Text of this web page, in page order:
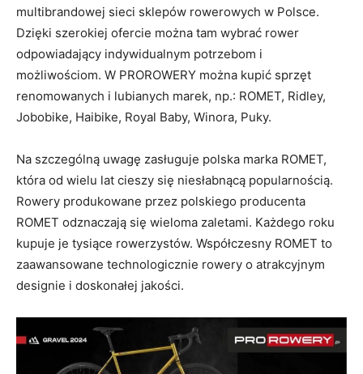
multibrandowej sieci sklepów rowerowych w Polsce.
Dzięki szerokiej ofercie można tam wybrać rower
odpowiadający indywidualnym potrzebom i
możliwościom. W PROROWERY można kupić sprzęt
renomowanych i lubianych marek, np.: ROMET, Ridley,
Jobobike, Haibike, Royal Baby, Winora, Puky.
Na szczególną uwagę zasługuje polska marka ROMET,
która od wielu lat cieszy się niesłabnącą popularnością.
Rowery produkowane przez polskiego producenta
ROMET odznaczają się wieloma zaletami. Każdego roku
kupuje je tysiące rowerzystów. Współczesny ROMET to
zaawansowane technologicznie rowery o atrakcyjnym
designie i doskonałej jakości.